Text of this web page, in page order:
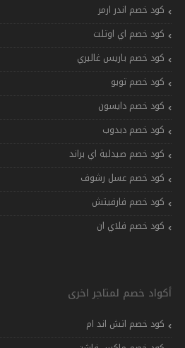
كود خصم اندر ارمر
كود خصم اي اوتلت
كود خصم باريس غاليري
كود خصم تويو
كود خصم دايسون
كود خصم دبدوب
كود خصم صيدلية اي براند
كود خصم عسل رشوف
كود خصم فارفيتش
كود خصم فلاي ان
أكواد خصم لمتاجر اخرى
كود خصم اتش اند ام